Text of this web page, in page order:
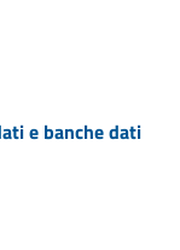
e banche dati